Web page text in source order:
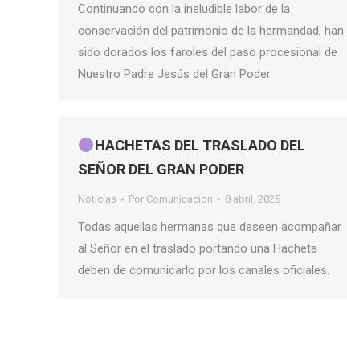
Continuando con la ineludible labor de la
conservación del patrimonio de la hermandad, han
sido dorados los faroles del paso procesional de
Nuestro Padre Jesús del Gran Poder.
HACHETAS DEL TRASLADO DEL
SEÑOR DEL GRAN PODER
Noticias Por Comunicacion 8 abril, 2025
Todas aquellas hermanas que deseen acompañar
al Señor en el traslado portando una Hacheta
deben de comunicarlo por los canales oficiales.